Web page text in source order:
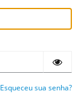
Esqueceu sua senha?